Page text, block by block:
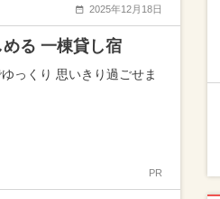
2025年12月18日
める 一棟貸し宿
っくり 思いきり過ごせま
PR